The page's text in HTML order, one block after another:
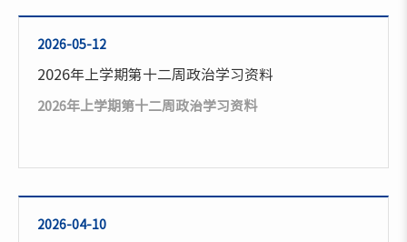
2026-05-12
2026年上学期第十二周政治学习资料
2026年上学期第十二周政治学习资料
2026-04-10